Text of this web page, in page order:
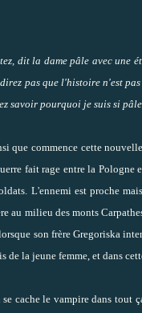
dit la dame pâle avec une
pas que l'histoire n'est
savoir pourquoi je suis si
que commence cette
fait rage entre la Pologne
L'ennemi est proche
au milieu des monts
son frère Gregoriska
de la jeune femme, et dans
cache le vampire dans tout